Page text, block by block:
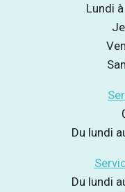
Lundi
Du lundi
Du lundi